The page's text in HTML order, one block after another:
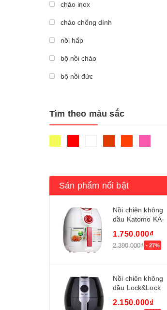
chảo inox
chảo chống dính
nồi hấp
bộ nồi chảo
bộ nồi đức
nồi lẩu điện
Tìm theo màu sắc
Sản phẩm nổi bật
Nồi chiên không
dầu Katomo KA-
1.750.000₫
2.390.000₫ - 27%
Nồi chiên không
dầu Lock&Lock
2.150.000₫